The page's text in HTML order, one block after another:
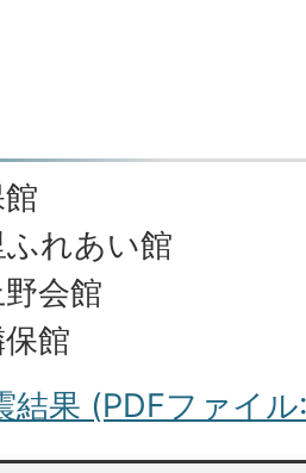
れあい館
会館
館
結果 (PDFファイ